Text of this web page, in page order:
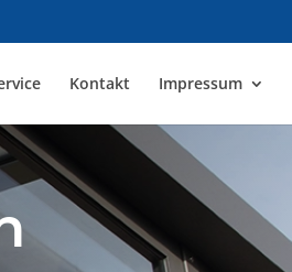
Kontakt Impressum